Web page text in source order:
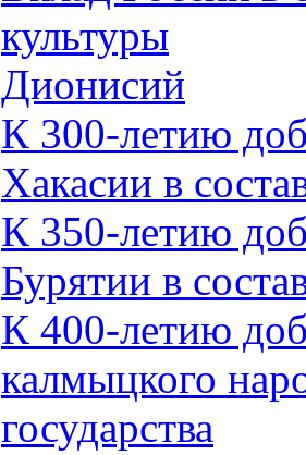
культуры
Дионисий
К 300-летию
Хакасии в
К 350-летию
Бурятии в
К 400-летию
калмыцкого
государства